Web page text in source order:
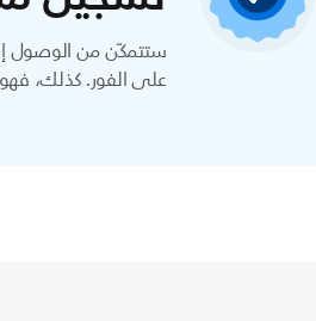
ستتمكّن من الوصول
على الفور. كذلك،